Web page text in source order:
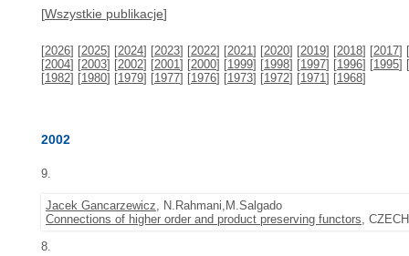
[Wszystkie publikacje]
[2026] [2025] [2024] [2023] [2022] [2021] [2020] [2019] [2018] [2017] [
[2004] [2003] [2002] [2001] [2000] [1999] [1998] [1997] [1996] [1995] [
[1982] [1980] [1979] [1977] [1976] [1973] [1972] [1971] [1968]
2002
9.
Jacek Gancarzewicz, N.Rahmani,M.Salgado
Connections of higher order and product preserving functors,
8.